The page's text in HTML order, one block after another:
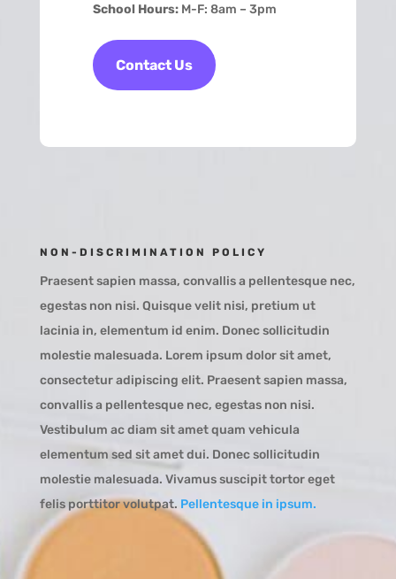
School Hours:M-F: 8am – 3pm
Contact Us
NON-DISCRIMINATION POLICY
Praesent sapien massa, convallis a pellentesque nec,
egestas non nisi. Quisque velit nisi, pretium ut
lacinia in, elementum id enim. Donec sollicitudin
molestie malesuada. Lorem ipsum dolor sit amet,
consectetur adipiscing elit. Praesent sapien massa,
convallis a pellentesque nec, egestas non nisi.
Vestibulum ac diam sit amet quam vehicula
elementum sed sit amet dui. Donec sollicitudin
molestie malesuada. Vivamus suscipit tortor eget
felis porttitor volutpat. Pellentesque in ipsum.